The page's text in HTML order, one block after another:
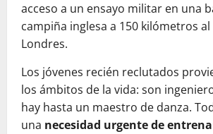
acceso a un ensayo militar en una
campiña inglesa a 150 kilómetros
Londres.
Los jóvenes recién reclutados
los ámbitos de la vida: son
hay hasta un maestro de danza.
una necesidad urgente de